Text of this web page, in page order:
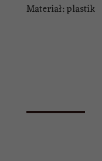
Materiał: plastik